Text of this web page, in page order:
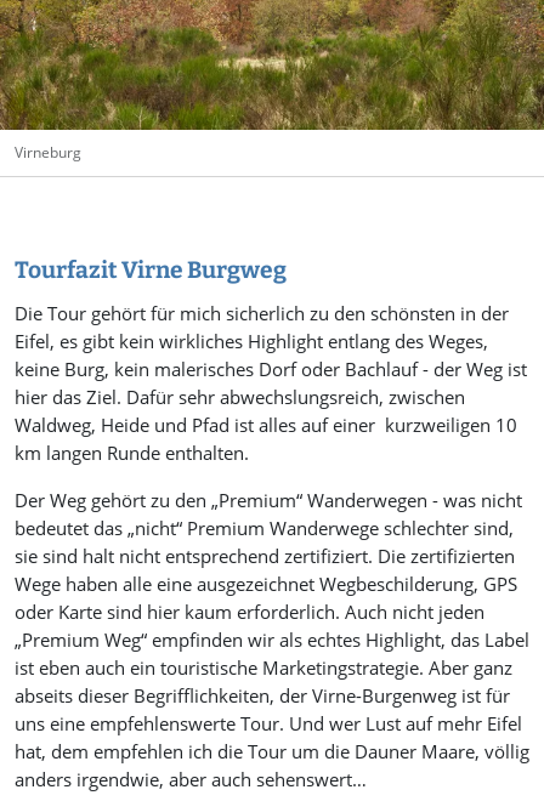
Virneburg
Tourfazit Virne Burgweg
Die Tour gehört für mich sicherlich zu den schönsten in der
Eifel, es gibt kein wirkliches Highlight entlang des Weges,
keine Burg, kein malerisches Dorf oder Bachlauf - der Weg ist
hier das Ziel. Dafür sehr abwechslungsreich, zwischen
Waldweg, Heide und Pfad ist alles auf einer kurzweiligen 10
km langen Runde enthalten.
Der Weg gehört zu den „Premium“ Wanderwegen - was nicht
bedeutet das „nicht“ Premium Wanderwege schlechter sind,
sie sind halt nicht entsprechend zertifiziert. Die zertifizierten
Wege haben alle eine ausgezeichnet Wegbeschilderung, GPS
oder Karte sind hier kaum erforderlich. Auch nicht jeden
„Premium Weg“ empfinden wir als echtes Highlight, das Label
ist eben auch ein touristische Marketingstrategie. Aber ganz
abseits dieser Begrifflichkeiten, der Virne-Burgenweg ist für
uns eine empfehlenswerte Tour. Und wer Lust auf mehr Eifel
hat, dem empfehlen ich die Tour um die Dauner Maare, völlig
anders irgendwie, aber auch sehenswert…